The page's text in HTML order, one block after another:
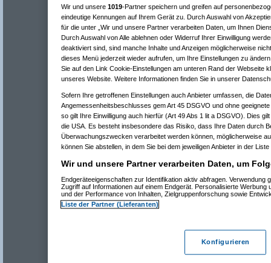
Wir und unsere 1019-Partner speichern und greifen auf
eindeutige Kennungen auf Ihrem Gerät zu. Durch Auswahl von
für die unter „Wir und unsere Partner verarbeiten Daten, um Ihnen
Durch Auswahl von Alle ablehnen oder Widerruf Ihrer Einwilligung
deaktiviert sind, sind manche Inhalte und Anzeigen möglicherweise
dieses Menü jederzeit wieder aufrufen, um Ihre Einstellungen zu
Sie auf den Link Cookie-Einstellungen am unteren Rand der Webseite
unseres Website. Weitere Informationen finden Sie in unserer
Sofern Ihre getroffenen Einstellungen auch Anbieter umfassen, die
Angemessenheitsbeschlusses gem Art 45 DSGVO und ohne
so gilt Ihre Einwilligung auch hierfür (Art 49 Abs 1 lit a DSGVO). Dies
die USA. Es besteht insbesondere das Risiko, dass Ihre Daten durch
Überwachungszwecken verarbeitet werden können, möglicherweise
können Sie abstellen, in dem Sie bei dem jeweiligen Anbieter in der
Wir und unsere Partner verarbeiten Daten, um
Endgeräteeigenschaften zur Identifikation aktiv abfragen. Verwendung
Zugriff auf Informationen auf einem Endgerät. Personalisierte Werbung
und der Performance von Inhalten, Zielgruppenforschung sowie
Liste der Partner (Lieferanten)
Konfigurieren